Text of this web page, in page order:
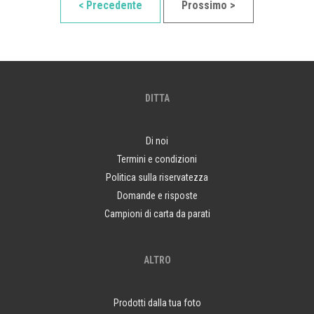
< Precedente Prossimo >
DITTA
Di noi
Termini e condizioni
Politica sulla riservatezza
Domande e risposte
Campioni di carta da parati
ALTRO
Prodotti dalla tua foto